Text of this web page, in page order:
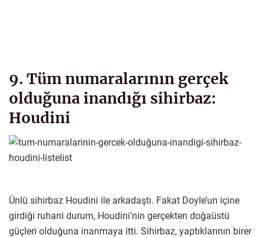
9. Tüm numaralarının gerçek
olduğuna inandığı sihirbaz:
Houdini
Ünlü sihirbaz Houdini ile arkadaştı. Fakat Doyle’un içine
girdiği ruhani durum, Houdini’nin gerçekten doğaüstü
güçleri olduğuna inanmaya itti. Sihirbaz, yaptıklarının birer